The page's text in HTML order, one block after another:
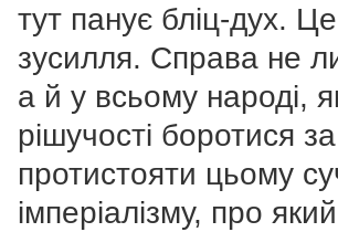
тут панує бліц-дух.
зусилля. Справа не
а й у всьому народі,
рішучості боротися
протистояти цьому
імперіалізму, про